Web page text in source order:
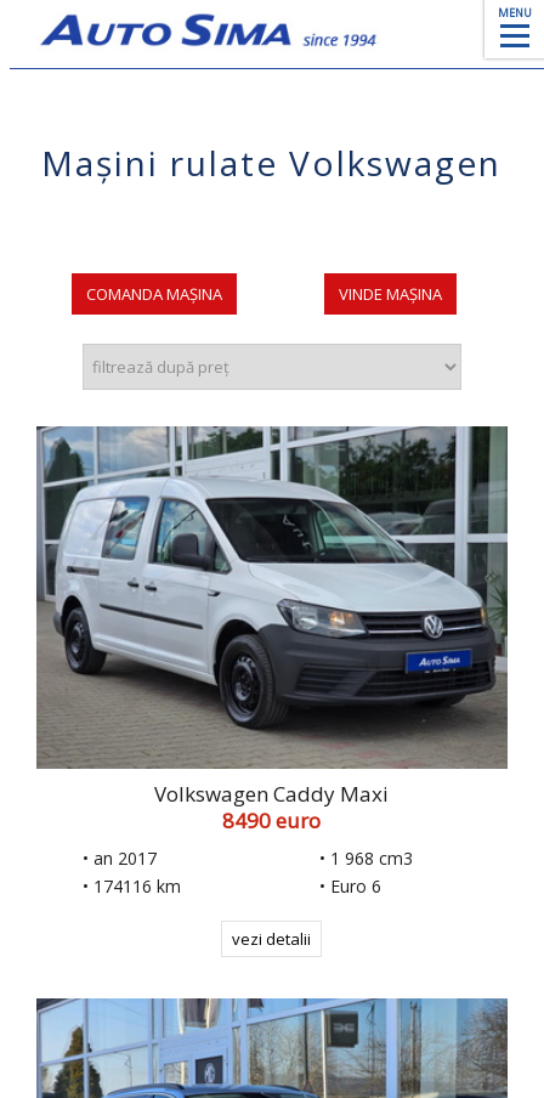
MENU
Mașini rulate Volkswagen
COMANDA MAȘINA VINDE MAȘINA
Volkswagen Caddy Maxi
8490 euro
• an 2017
• 174116 km
• 1 968 cm3
• Euro 6
vezi detalii